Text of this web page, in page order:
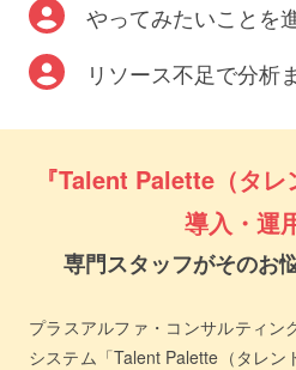
やってみたいことを
リソース不足で分析
『Talent Palette（タ
導入・運
専門スタッフがそのお
プラスアルファ・コンサルティン
システム「Talent Palette（タレン